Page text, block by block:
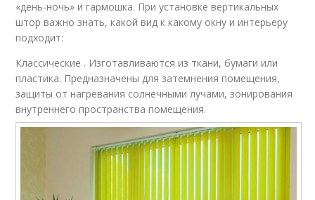
«день-ночь» и гармошка. При установке вертикальных
штор важно знать, какой вид к какому окну и интерьеру
подходит:
Классические . Изготавливаются из ткани, бумаги или
пластика. Предназначены для затемнения помещения,
защиты от нагревания солнечными лучами, зонирования
внутреннего пространства помещения.